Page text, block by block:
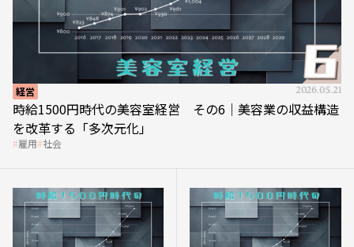
経営 2026.05.21
時給1500円時代の美容室経営 その6｜美容業の収益構造
を改革する「多次元化」
雇用 社会